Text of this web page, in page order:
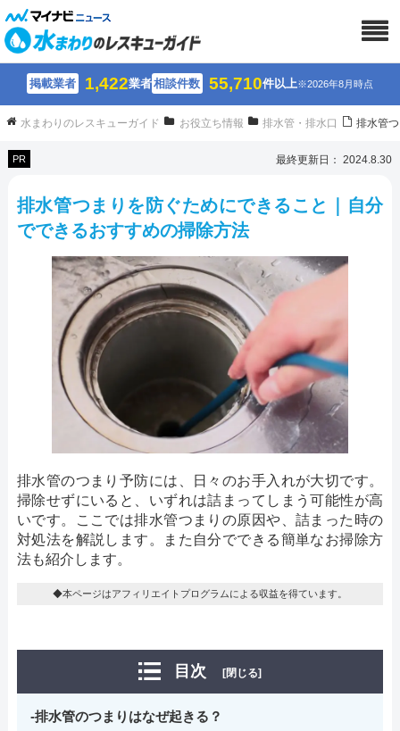
掲載業者 1,422業者相談件数 55,710件以上※2026年8月時点
水まわりのレスキューガイド お役立ち情報 排水管・排水口 排水管
PR 最終更新日： 2024.8.30
排水管つまりを防ぐためにできること｜自分
でできるおすすめの掃除方法
排水管のつまり予防には、日々のお手入れが大切です。
掃除せずにいると、いずれは詰まってしまう可能性が高
いです。ここでは排水管つまりの原因や、詰まった時の
対処法を解説します。また自分でできる簡単なお掃除方
法も紹介します。
◆本ページはアフィリエイトプログラムによる収益を得ています。
目次 [閉じる]
排水管のつまりはなぜ起きる？